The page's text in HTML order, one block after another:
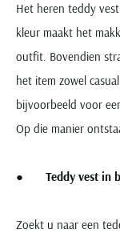
Het heren teddy
kleur maakt het
outfit. Bovendien
het item zowel
bijvoorbeeld voor
Op die manier
● Teddy vest in
Zoekt u naar een